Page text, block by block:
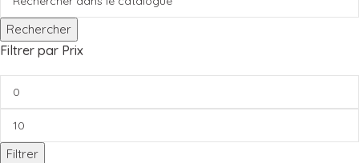
Rechercher
Filtrer par Prix
Filtrer